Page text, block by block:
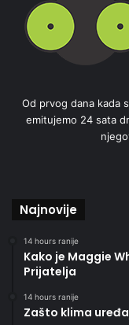
Od prvog dana kada
emitujemo 24 sata
Najnovije
14 hours ranije
Kako je Maggie
Prijatelja
14 hours ranije
Zašto klima